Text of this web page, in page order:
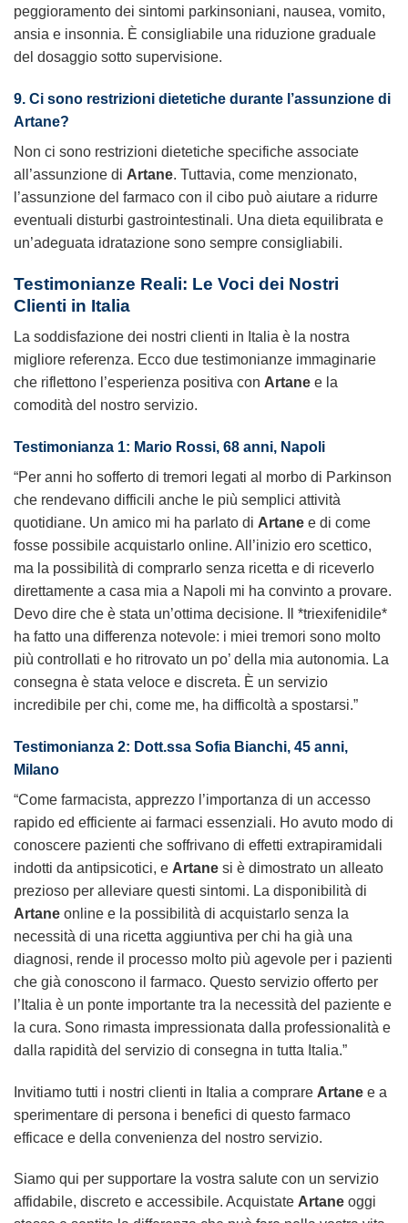
peggioramento dei sintomi parkinsoniani, nausea, vomito,
ansia e insonnia. È consigliabile una riduzione graduale
del dosaggio sotto supervisione.
9. Ci sono restrizioni dietetiche durante l’assunzione di
Artane?
Non ci sono restrizioni dietetiche specifiche associate
all’assunzione di Artane. Tuttavia, come menzionato,
l’assunzione del farmaco con il cibo può aiutare a ridurre
eventuali disturbi gastrointestinali. Una dieta equilibrata e
un’adeguata idratazione sono sempre consigliabili.
Testimonianze Reali: Le Voci dei Nostri
Clienti in Italia
La soddisfazione dei nostri clienti in Italia è la nostra
migliore referenza. Ecco due testimonianze immaginarie
che riflettono l’esperienza positiva con Artane e la
comodità del nostro servizio.
Testimonianza 1: Mario Rossi, 68 anni, Napoli
“Per anni ho sofferto di tremori legati al morbo di Parkinson
che rendevano difficili anche le più semplici attività
quotidiane. Un amico mi ha parlato di Artane e di come
fosse possibile acquistarlo online. All’inizio ero scettico,
ma la possibilità di comprarlo senza ricetta e di riceverlo
direttamente a casa mia a Napoli mi ha convinto a provare.
Devo dire che è stata un’ottima decisione. Il *triexifenidile*
ha fatto una differenza notevole: i miei tremori sono molto
più controllati e ho ritrovato un po’ della mia autonomia. La
consegna è stata veloce e discreta. È un servizio
incredibile per chi, come me, ha difficoltà a spostarsi.”
Testimonianza 2: Dott.ssa Sofia Bianchi, 45 anni,
Milano
“Come farmacista, apprezzo l’importanza di un accesso
rapido ed efficiente ai farmaci essenziali. Ho avuto modo di
conoscere pazienti che soffrivano di effetti extrapiramidali
indotti da antipsicotici, e Artane si è dimostrato un alleato
prezioso per alleviare questi sintomi. La disponibilità di
Artane online e la possibilità di acquistarlo senza la
necessità di una ricetta aggiuntiva per chi ha già una
diagnosi, rende il processo molto più agevole per i pazienti
che già conoscono il farmaco. Questo servizio offerto per
l’Italia è un ponte importante tra la necessità del paziente e
la cura. Sono rimasta impressionata dalla professionalità e
dalla rapidità del servizio di consegna in tutta Italia.”
Invitiamo tutti i nostri clienti in Italia a comprare Artane e a
sperimentare di persona i benefici di questo farmaco
efficace e della convenienza del nostro servizio.
Siamo qui per supportare la vostra salute con un servizio
affidabile, discreto e accessibile. Acquistate Artane oggi